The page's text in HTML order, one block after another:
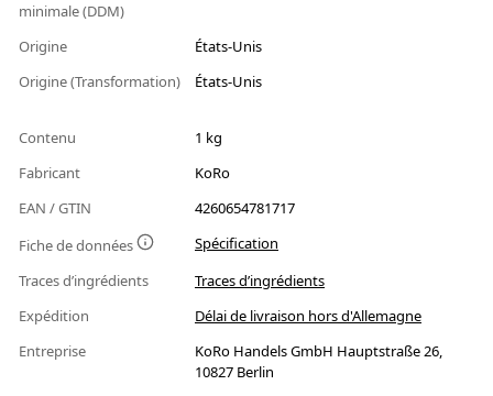
minimale (DDM)
Origine
États-Unis
Origine (Transformation)
États-Unis
Contenu
1 kg
Fabricant
KoRo
EAN / GTIN
4260654781717
Fiche de données
Spécification
Traces d’ingrédients
Traces d’ingrédients
Expédition
Délai de livraison hors d'Allemagne
Entreprise
KoRo Handels GmbH Hauptstraße 26,
10827 Berlin